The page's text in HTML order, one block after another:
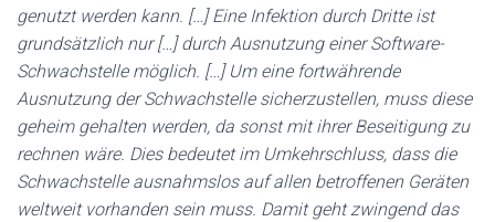
genutzt werden kann. […] Eine Infektion durch Dritte ist
grundsätzlich nur […] durch Ausnutzung einer Software-
Schwachstelle möglich. […] Um eine fortwährende
Ausnutzung der Schwachstelle sicherzustellen, muss diese
geheim gehalten werden, da sonst mit ihrer Beseitigung zu
rechnen wäre. Dies bedeutet im Umkehrschluss, dass die
Schwachstelle ausnahmslos auf allen betroffenen Geräten
weltweit vorhanden sein muss. Damit geht zwingend das